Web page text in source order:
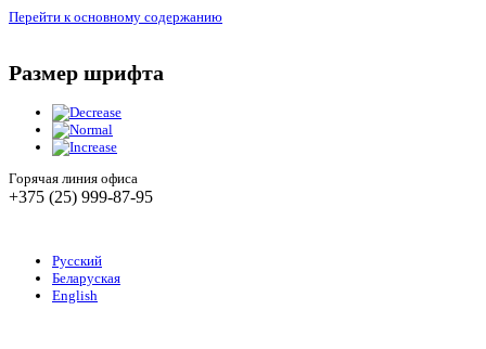
Перейти к основному содержанию
Размер шрифта
Горячая линия офиса
+375 (25) 999-87-95
Русский
Беларуская
English